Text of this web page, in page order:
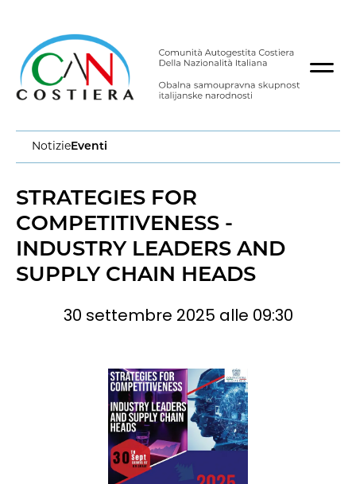
NotizieEventi
STRATEGIES FOR
COMPETITIVENESS -
INDUSTRY LEADERS AND
SUPPLY CHAIN HEADS
30 settembre 2025 alle 09:30